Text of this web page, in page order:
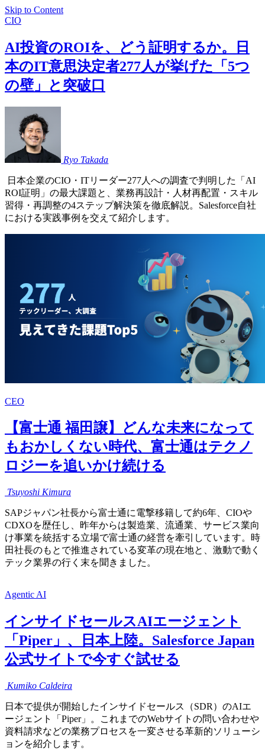
Skip to Content
CIO
AI投資のROIを、どう証明するか。日
本のIT意思決定者277人が挙げた「5つ
の壁」と突破口
Ryo Takada
日本企業のCIO・ITリーダー277人への調査で判明した「AI
ROI証明」の最大課題と、業務再設計・人材再配置・スキル
習得・再調整の4ステップ解決策を徹底解説。Salesforce自社
における実践事例を交えて紹介します。
CEO
【富士通 福田譲】どんな未来になって
もおかしくない時代、富士通はテクノ
ロジーを追いかけ続ける
Tsuyoshi Kimura
SAPジャパン社長から富士通に電撃移籍して約6年、CIOや
CDXOを歴任し、昨年からは製造業、流通業、サービス業向
け事業を統括する立場で富士通の経営を牽引しています。時
田社長のもとで推進されている変革の現在地と、激動で動く
テック業界の行く末を聞きました。
Agentic AI
インサイドセールスAIエージェント
「Piper」、日本上陸。Salesforce Japan
公式サイトで今すぐ試せる
Kumiko Caldeira
日本で提供が開始したインサイドセールス（SDR）のAIエ
ージェント「Piper」。これまでのWebサイトの問い合わせや
資料請求などの業務プロセスを一変させる革新的ソリューシ
ョンを紹介します。